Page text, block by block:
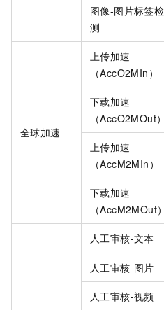
图像-图片标签检
测
全球加速
上传加速
（AccO2MIn）
下载加速
（AccO2MOut）
上传加速
（AccM2MIn）
下载加速
（AccM2MOut）
人工审核-文本
人工审核-图片
人工审核-视频